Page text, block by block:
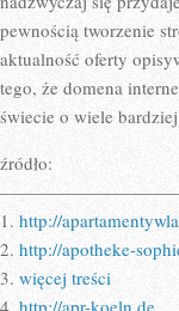
pewnością tworzenie
aktualność oferty
tego, że domena
świecie o wiele
źródło:
1. http://
2. http://apotheke-
3. więcej treści
4. http://apr-koeln.de